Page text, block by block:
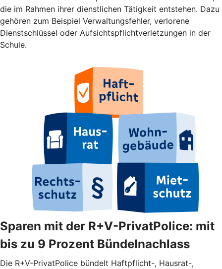
die im Rahmen ihrer dienstlichen Tätigkeit entstehen. Dazu
gehören zum Beispiel Verwaltungsfehler, verlorene
Dienstschlüssel oder Aufsichtspflichtverletzungen in der
Schule.
Sparen mit der R+V-PrivatPolice: mit
bis zu 9 Prozent Bündelnachlass
Die R+V-PrivatPolice bündelt Haftpflicht-, Hausrat-,